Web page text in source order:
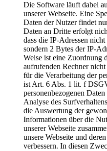
Die Software läuft dabei
unserer Webseite. Eine
Daten der Nutzer findet
Daten an Dritte erfolgt
dass die IP-Adressen
sondern 2 Bytes der IP-
Weise ist eine Zuordnung
aufrufenden Rechner
für die Verarbeitung der
ist Art. 6 Abs. 1 lit. f
personenbezogenen
Analyse des
die Auswertung der
Informationen über die
unserer Webseite
unsere Webseite und
verbessern. In diesen